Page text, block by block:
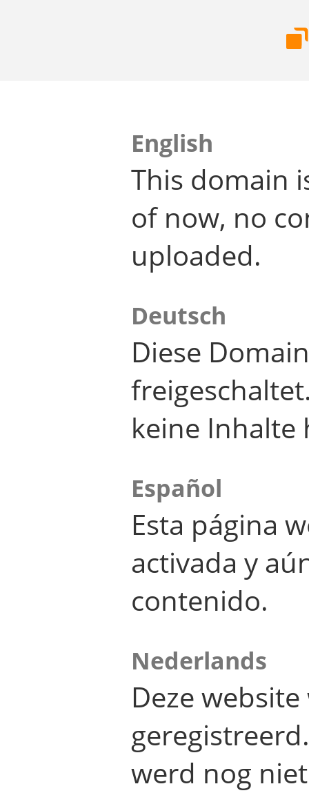
English
This domain
of now, no
uploaded.
Deutsch
Diese
keine Inhalte
Español
Esta página
activada y
contenido.
Nederlands
Deze
werd nog